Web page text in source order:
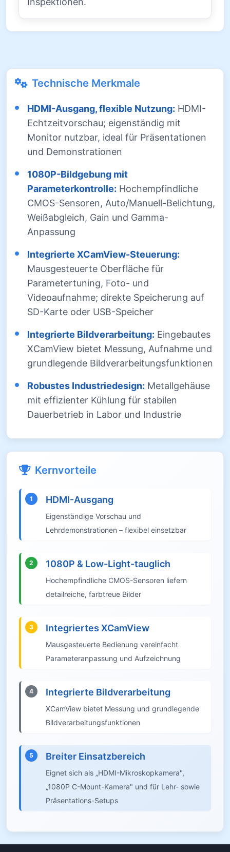
Technische Merkmale
HDMI-Ausgang, flexible Nutzung: HDMI-
Echtzeitvorschau; eigenständig mit
Monitor nutzbar, ideal für Präsentationen
und Demonstrationen
1080P-Bildgebung mit
Parameterkontrolle: Hochempfindliche
CMOS-Sensoren, Auto/Manuell-Belichtung,
Weißabgleich, Gain und Gamma-
Anpassung
Integrierte XCamView-Steuerung:
Mausgesteuerte Oberfläche für
Parametertuning, Foto- und
Videoaufnahme; direkte Speicherung auf
SD-Karte oder USB-Speicher
Integrierte Bildverarbeitung: Eingebautes
XCamView bietet Messung, Aufnahme und
grundlegende Bildverarbeitungsfunktionen
Robustes Industriedesign: Metallgehäuse
mit effizienter Kühlung für stabilen
Dauerbetrieb in Labor und Industrie
Kernvorteile
1 HDMI-Ausgang
Eigenständige Vorschau und
Lehrdemonstrationen – flexibel einsetzbar
2 1080P & Low-Light-tauglich
Hochempfindliche CMOS-Sensoren liefern
detailreiche, farbtreue Bilder
3 Integriertes XCamView
Mausgesteuerte Bedienung vereinfacht
Parameteranpassung und Aufzeichnung
4 Integrierte Bildverarbeitung
XCamView bietet Messung und grundlegende
Bildverarbeitungsfunktionen
5 Breiter Einsatzbereich
Eignet sich als „HDMI-Mikroskopkamera",
„1080P C-Mount-Kamera" und für Lehr- sowie
Präsentations-Setups